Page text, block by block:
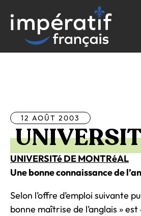
contenu
12 AOÛT 2003
UNIVERSITé DE MONTRéAL
Une bonne connaissance de
Selon l’offre d’emploi suivante
bonne maîtrise de l’anglais »